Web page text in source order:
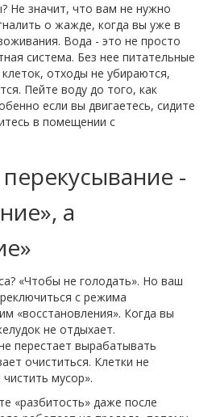
Не значит, что вам не нужно
о жажде, когда вы уже в
Вода - это не просто
система. Без нее питательные
отходы не убираются,
Пейте воду до того, как
если вы двигаетесь, сидите
в помещении с
-
а
«Чтобы не голодать». Но ваш
с режима
«восстановления». Когда вы
не отдыхает.
перестает вырабатывать
очиститься. Клетки не
мусор».
«разбитость» даже после